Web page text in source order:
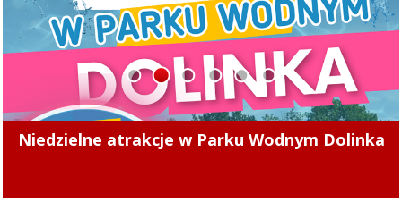
Powstanie nowa ścieżka pieszo-rowerowa
1 2 3 4 5 6